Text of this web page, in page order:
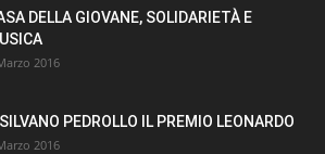
DELLA GIOVANE, SOLIDARIETÀ E
2016
PEDROLLO IL PREMIO LEONARDO
2016